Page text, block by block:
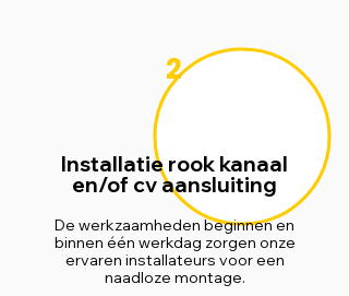
2
Installatie rook kanaal
en/of cv aansluiting
De werkzaamheden beginnen en
binnen één werkdag zorgen onze
ervaren installateurs voor een
naadloze montage.